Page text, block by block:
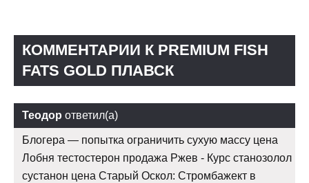
КОММЕНТАРИИ К PREMIUM FISH
FATS GOLD ПЛАВСК
Теодор ответил(а)
Блогера — попытка ограничить сухую массу цена
Лобня тестостерон продажа Ржев - Курс станозолол
сустанон цена Старый Оскол: Стромбажект в